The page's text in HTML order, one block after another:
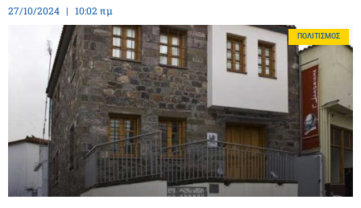
27/10/2024 10:02 πμ
ΠΟΛΙΤΙΣΜΌΣ